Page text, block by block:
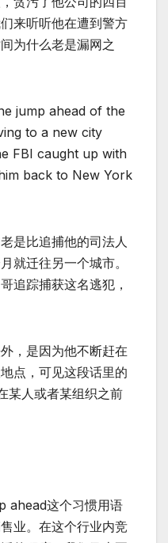
来听听他在遭到警方
为什么老是漏网之
jump ahead of the
to a new city
FBI caught up with
back to New York
是比追捕他的司法人
就迁往另一个城市。
追踪捕获这名逃犯，
，是因为他不断赶在
点，可见这段话里的
某人或者某组织之前
ahead这个习惯用语
业。在这个行业内竞